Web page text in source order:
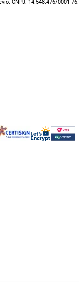
CNPJ: 14.548.476/0001-76.